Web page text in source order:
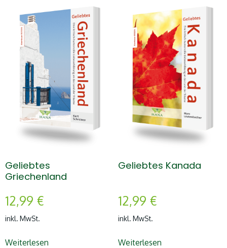
Geliebtes
Griechenland
12,99 €
inkl. MwSt.
Weiterlesen
Geliebtes Kanada
12,99 €
inkl. MwSt.
Weiterlesen